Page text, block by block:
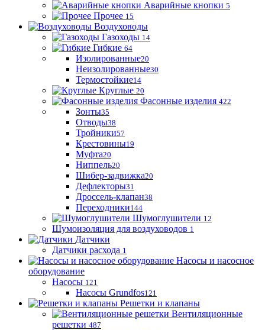
Аварийные кнопки 5
Прочее 15
Воздуховоды
Газоходы 14
Гибкие 64
Изолированные20
Неизолированные30
Термостойкие14
Круглые 20
Фасонные изделия 422
Зонты35
Отводы38
Тройники57
Крестовины19
Муфта20
Ниппель20
Шибер-задвижка20
Дефлекторы31
Дроссель-клапан38
Переходники144
Шумоглушители 12
Шумоизоляция для воздуховодов 1
Датчики
Датчики расхода 1
Насосы и насосное
оборудование
Насосы 121
Насосы Grundfos121
Решетки и клапаны
Вентиляционные
решетки 487